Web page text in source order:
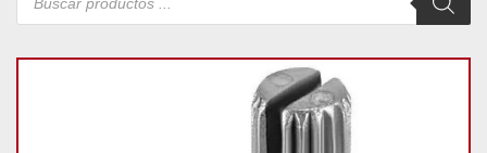
productos